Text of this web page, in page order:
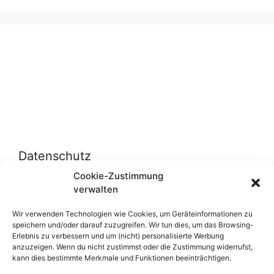
Cookie-Zustimmung
verwalten
Wir verwenden Technologien wie Cookies, um Geräteinformationen zu
speichern und/oder darauf zuzugreifen. Wir tun dies, um das Browsing-
Erlebnis zu verbessern und um (nicht) personalisierte Werbung
anzuzeigen. Wenn du nicht zustimmst oder die Zustimmung widerrufst,
kann dies bestimmte Merkmale und Funktionen beeinträchtigen.
Datenschutz
Datenschutzerklärung
Cookie-Richtlinie (EU)
Über uns